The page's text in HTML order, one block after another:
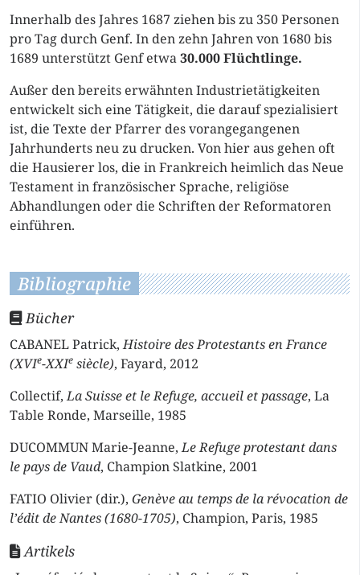
Innerhalb des Jahres 1687 ziehen bis zu 350 Personen
pro Tag durch Genf. In den zehn Jahren von 1680 bis
1689 unterstützt Genf etwa30.000 Flüchtlinge.
Außer den bereits erwähnten Industrietätigkeiten
entwickelt sich eine Tätigkeit, die darauf spezialisiert
ist, die Texte der Pfarrer des vorangegangenen
Jahrhunderts neu zu drucken. Von hier aus gehen oft
die Hausierer los, die in Frankreich heimlich das Neue
Testament in französischer Sprache, religiöse
Abhandlungen oder die Schriften der Reformatoren
einführen.
Bibliographie
Bücher
CABANEL Patrick,Histoire des Protestants en France
(XVIe-XXIe siècle), Fayard, 2012
Collectif,La Suisse et le Refuge, accueil et passage, La
Table Ronde, Marseille, 1985
DUCOMMUN Marie-Jeanne,Le Refuge protestant dans
le pays de Vaud, Champion Slatkine, 2001
FATIO Olivier (dir.), Genève au temps de la révocation de
l’édit de Nantes (1680-1705), Champion, Paris, 1985
Artikels